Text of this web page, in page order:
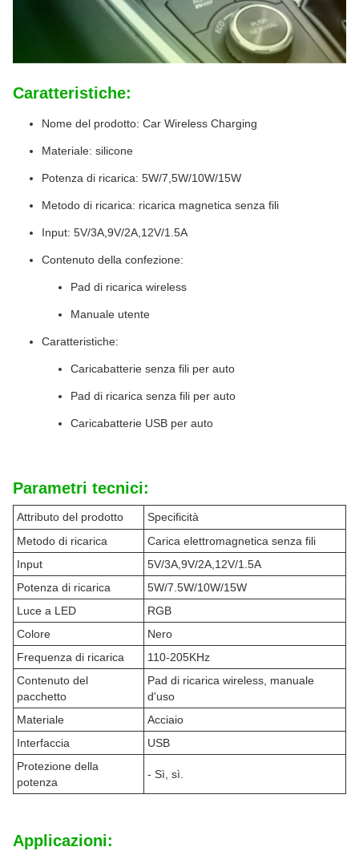
Caratteristiche:
Nome del prodotto: Car Wireless Charging
Materiale: silicone
Potenza di ricarica: 5W/7,5W/10W/15W
Metodo di ricarica: ricarica magnetica senza fili
Input: 5V/3A,9V/2A,12V/1.5A
Contenuto della confezione:
Pad di ricarica wireless
Manuale utente
Caratteristiche:
Caricabatterie senza fili per auto
Pad di ricarica senza fili per auto
Caricabatterie USB per auto
Parametri tecnici:
Attributo del prodotto
Specificità
Metodo di ricarica
Carica elettromagnetica senza fili
Input
5V/3A,9V/2A,12V/1.5A
Potenza di ricarica
5W/7.5W/10W/15W
Luce a LED
RGB
Colore
Nero
Frequenza di ricarica
110-205KHz
Contenuto del
pacchetto
Pad di ricarica wireless, manuale
d'uso
Materiale
Acciaio
Interfaccia
USB
Protezione della
potenza
- Sì, sì.
Applicazioni: